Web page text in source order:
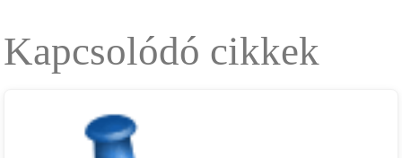
Kapcsolódó cikkek